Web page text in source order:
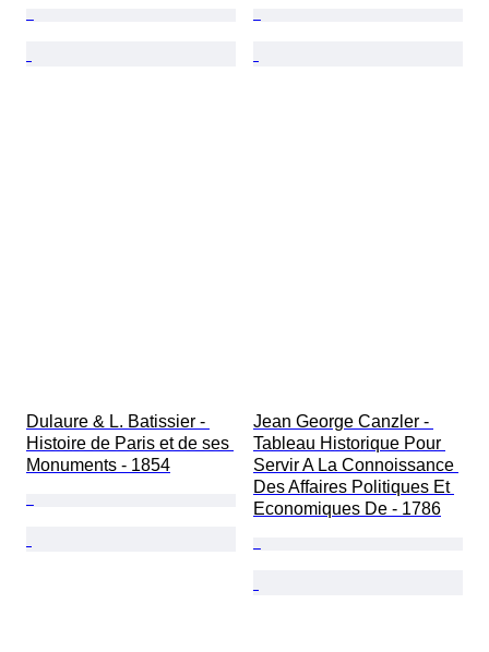
Dulaure & L. Batissier -
Histoire de Paris et de ses
Monuments - 1854
Jean George Canzler -
Tableau Historique Pour
Servir A La Connoissance
Des Affaires Politiques Et
Economiques De - 1786